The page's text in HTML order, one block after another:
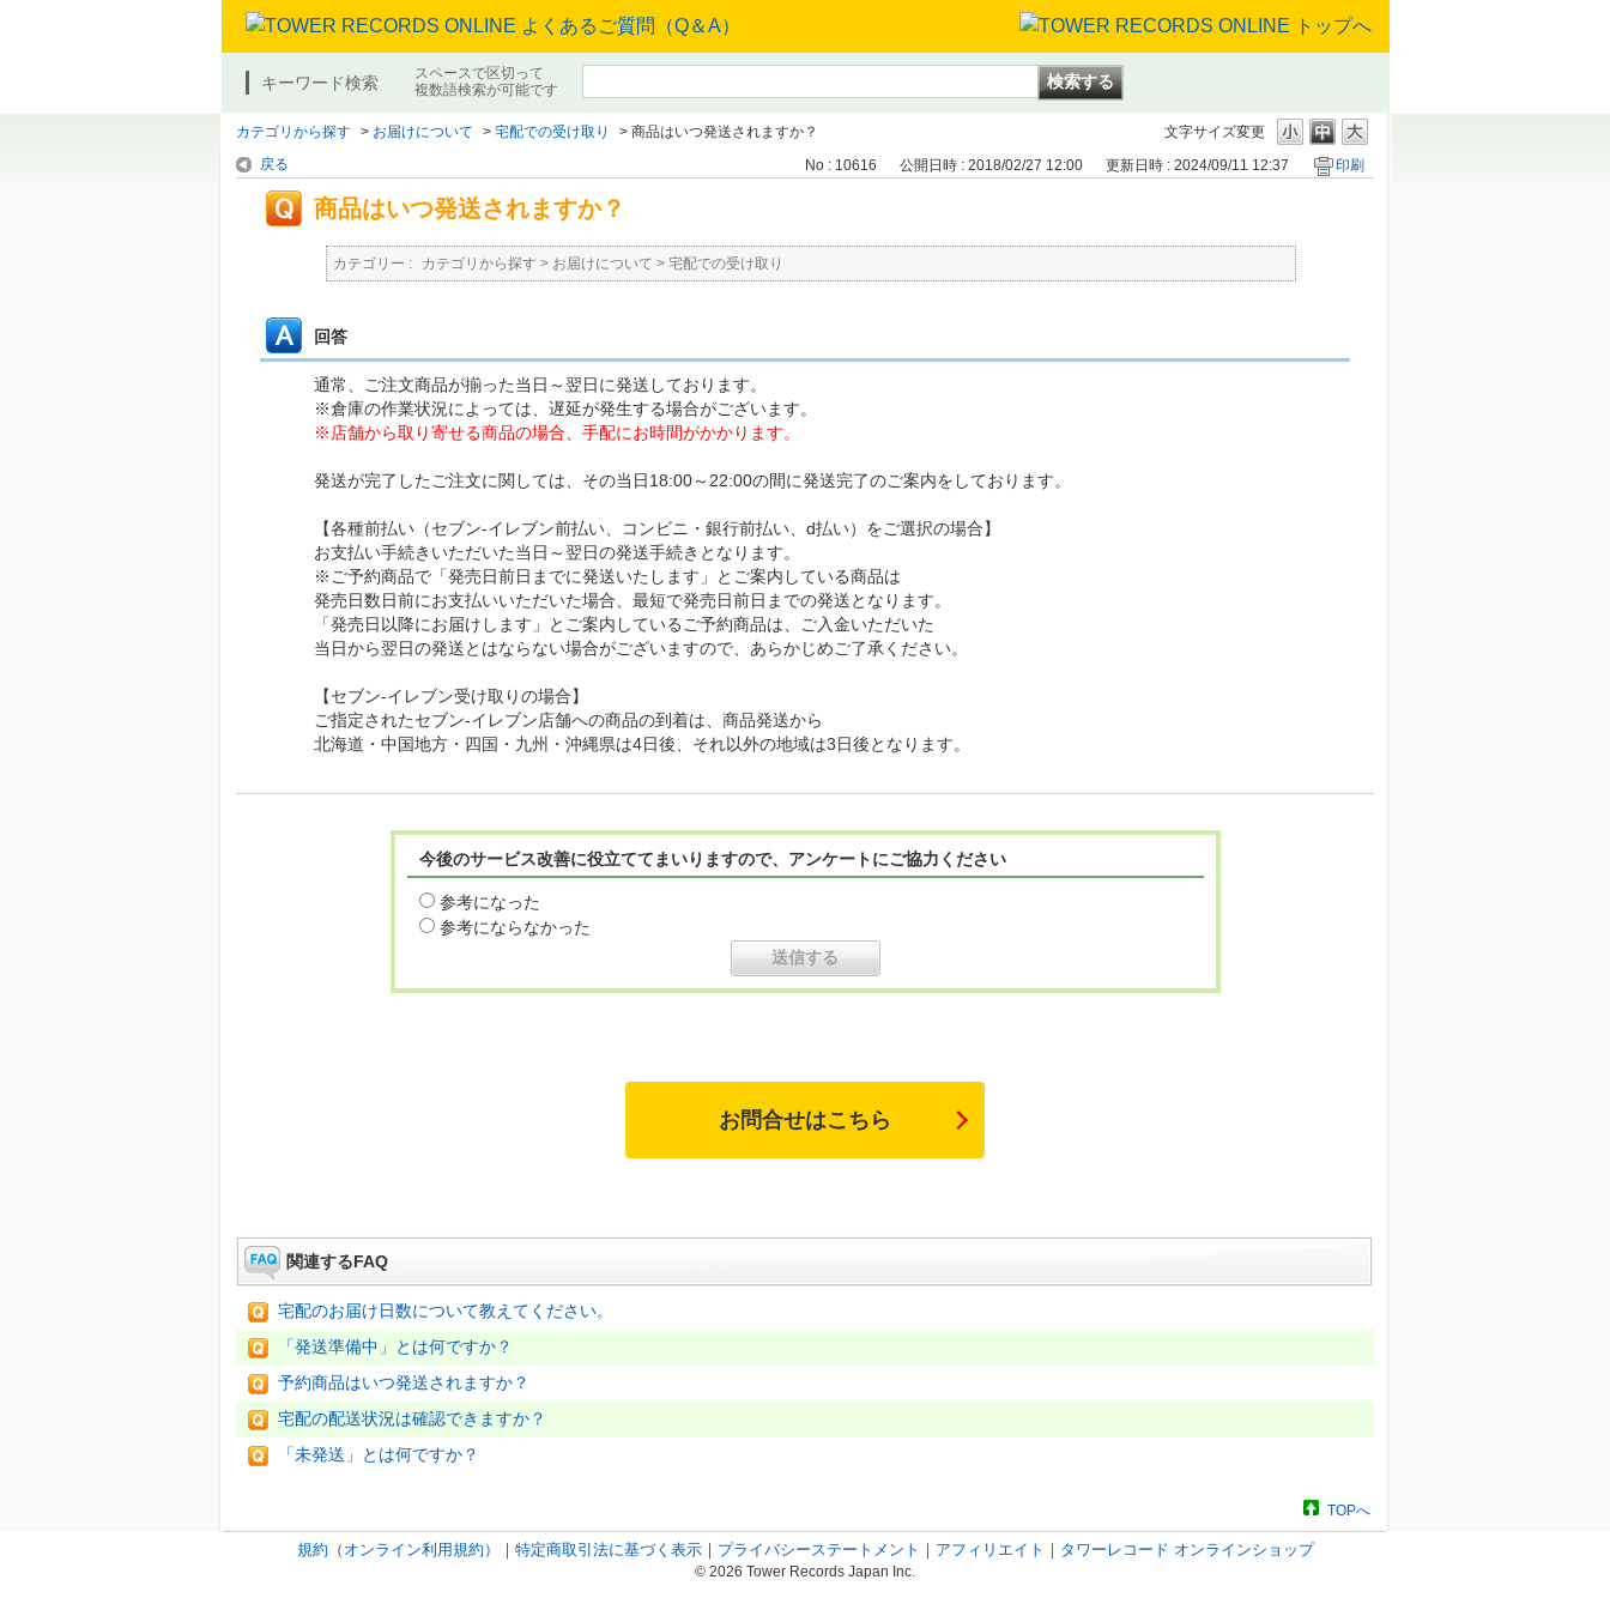
キーワード検索
スペースで区切って
複数語検索が可能です
文字サイズ変更
カテゴリから探す > お届けについて > 宅配での受け取り > 商品はいつ発送されますか？
戻る
No : 10616 公開日時 : 2018/02/27 12:00 更新日時 : 2024/09/11 12:37 印刷
商品はいつ発送されますか？
カテゴリー : カテゴリから探す > お届けについて > 宅配での受け取り
回答
通常、ご注文商品が揃った当日～翌日に発送しております。
※倉庫の作業状況によっては、遅延が発生する場合がございます。
※店舗から取り寄せる商品の場合、手配にお時間がかかります。
発送が完了したご注文に関しては、その当日18:00～22:00の間に発送完了のご案内をしております。
【各種前払い（セブン-イレブン前払い、コンビニ・銀行前払い、d払い）をご選択の場合】
お支払い手続きいただいた当日～翌日の発送手続きとなります。
※ご予約商品で「発売日前日までに発送いたします」とご案内している商品は
発売日数日前にお支払いいただいた場合、最短で発売日前日までの発送となります。
「発売日以降にお届けします」とご案内しているご予約商品は、ご入金いただいた
当日から翌日の発送とはならない場合がございますので、あらかじめご了承ください。
【セブン-イレブン受け取りの場合】
ご指定されたセブン-イレブン店舗への商品の到着は、商品発送から
北海道・中国地方・四国・九州・沖縄県は4日後、それ以外の地域は3日後となります。
今後のサービス改善に役立ててまいりますので、アンケートにご協力ください
参考になった
参考にならなかった
お問合せはこちら
関連するFAQ
宅配のお届け日数について教えてください。
「発送準備中」とは何ですか？
予約商品はいつ発送されますか？
宅配の配送状況は確認できますか？
「未発送」とは何ですか？
TOPへ
規約（オンライン利用規約） ｜ 特定商取引法に基づく表示｜ プライバシーステートメント ｜ アフィリエイト ｜ タワーレコード オンラインショップ
© 2026 Tower Records Japan Inc.